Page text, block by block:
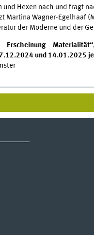
Hexen nach und fragt
Martina Wagner-Egelhaaf
der Moderne und der
Erscheinung –
und 14.01.2025